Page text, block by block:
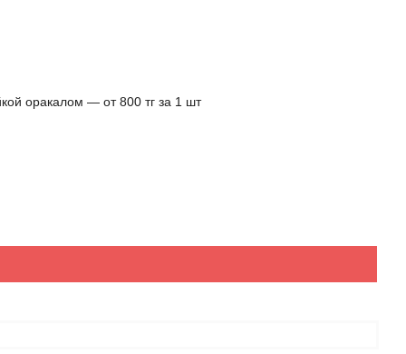
оракалом ― от 800 тг за 1 шт